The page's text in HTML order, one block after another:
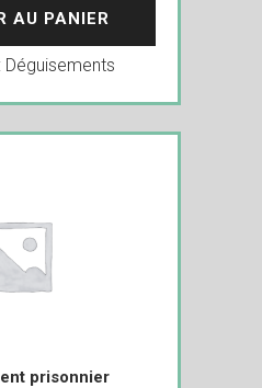
AU PANIER
Déguisements
prisonnier